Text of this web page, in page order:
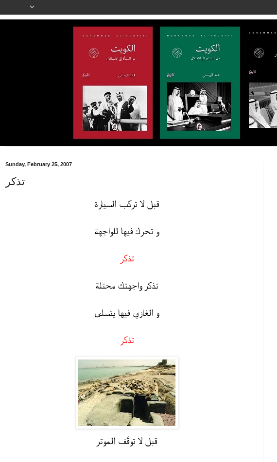
Sunday, February 25, 2007
تذكر
قبل لا تركب السيارة
و تحرك فيها للواجهة
تذكر
تذكر واجهتك محتلة
و الغازي فيها يتسلى
تذكر
قبل لا توقّف الموتر